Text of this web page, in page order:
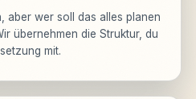
aber wer soll das alles planen
übernehmen die Struktur, du
mit.